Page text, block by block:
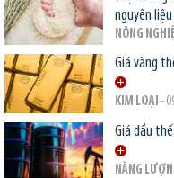
nguyên
NÔNG
Giá vàng
KIM LOẠI -
Giá dầu
NĂNG